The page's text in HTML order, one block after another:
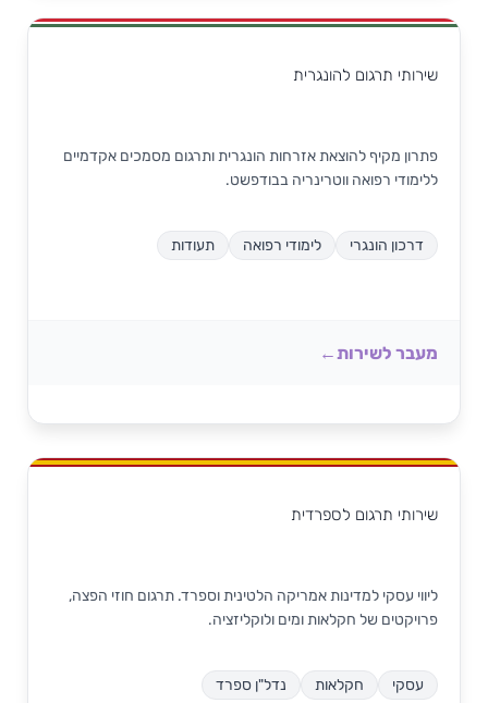
שירותי תרגום להונגרית
פתרון מקיף להוצאת אזרחות הונגרית ותרגום מסמכים אקדמיים
ללימודי רפואה ווטרינריה בבודפשט.
דרכון הונגרי לימודי רפואה תעודות
מעבר לשירות
שירותי תרגום לספרדית
ליווי עסקי למדינות אמריקה הלטינית וספרד. תרגום חוזי הפצה,
פרויקטים של חקלאות ומים ולוקליזציה.
עסקי חקלאות נדל"ן ספרד